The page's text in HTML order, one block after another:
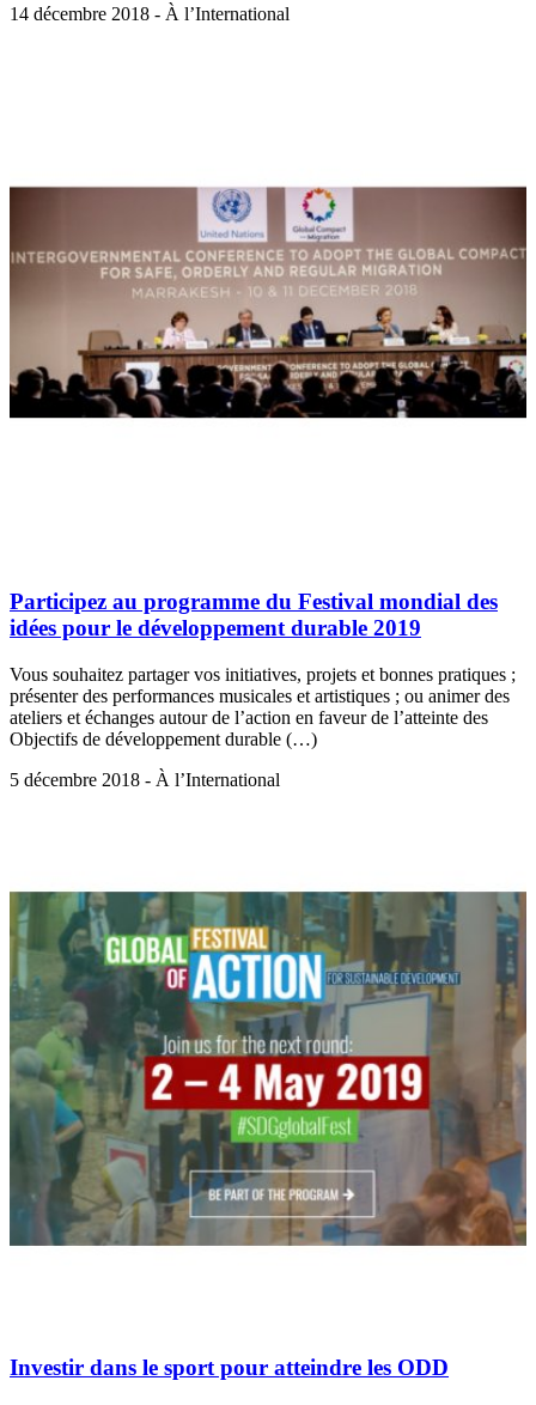
14 décembre 2018 - À l’International
Participez au programme du Festival mondial des
idées pour le développement durable 2019
Vous souhaitez partager vos initiatives, projets et bonnes pratiques ;
présenter des performances musicales et artistiques ; ou animer des
ateliers et échanges autour de l’action en faveur de l’atteinte des
Objectifs de développement durable (…)
5 décembre 2018 - À l’International
Investir dans le sport pour atteindre les ODD